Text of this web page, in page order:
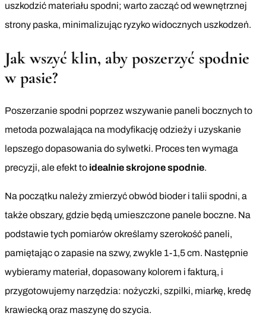
uszkodzić materiału spodni; warto zacząć od wewnętrznej
strony paska, minimalizując ryzyko widocznych uszkodzeń.
Jak wszyć klin, aby poszerzyć spodnie
w pasie?
Poszerzanie spodni poprzez wszywanie paneli bocznych to
metoda pozwalająca na modyfikację odzieży i uzyskanie
lepszego dopasowania do sylwetki. Proces ten wymaga
precyzji, ale efekt to idealnie skrojone spodnie.
Na początku należy zmierzyć obwód bioder i talii spodni, a
także obszary, gdzie będą umieszczone panele boczne. Na
podstawie tych pomiarów określamy szerokość paneli,
pamiętając o zapasie na szwy, zwykle 1-1,5 cm. Następnie
wybieramy materiał, dopasowany kolorem i fakturą, i
przygotowujemy narzędzia: nożyczki, szpilki, miarkę, kredę
krawiecką oraz maszynę do szycia.